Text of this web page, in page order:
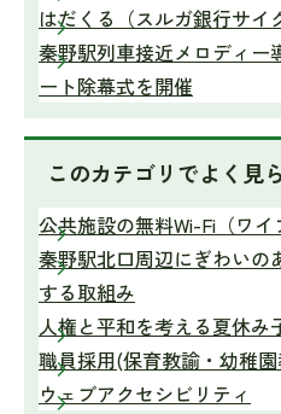
はだくる（スルガ銀行サイ
秦野駅列車接近メロディー
ート除幕式を開催
このカテゴリでよく見
公共施設の無料Wi-Fi（ワ
秦野駅北口周辺にぎわいの
する取組み
人権と平和を考える夏休み
職員採用(保育教諭・幼稚
ウェブアクセシビリティ